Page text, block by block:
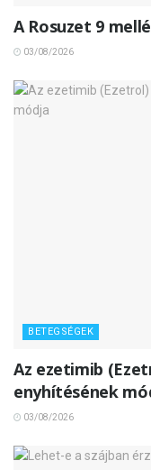
A Rosuzet 9
03/08/2026
BETEGSÉGEK
Az ezetimib
enyhítésének
03/08/2026